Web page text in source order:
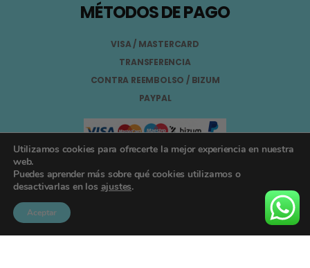
MÉTODOS DE PAGO
VISA / MASTERCARD
TRANSFERENCIA
CONTRA REEMBOLSO / BIZUM
PAYPAL
Aviso Legal
Política de Privacidad
Utilizamos cookies para ofrecerte la mejor experiencia en nuestra
web.
Puedes aprender más sobre qué cookies utilizamos o
desactivarlas en los ajustes.
Aceptar